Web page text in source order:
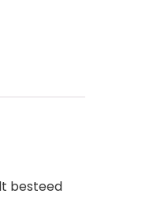
besteed